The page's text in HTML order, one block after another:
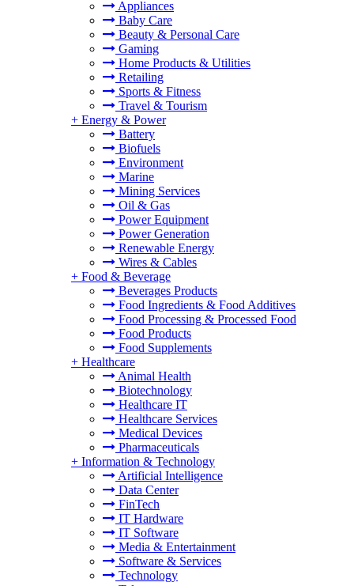
Appliances
Baby Care
Beauty & Personal Care
Gaming
Home Products & Utilities
Retailing
Sports & Fitness
Travel & Tourism
+ Energy & Power
Battery
Biofuels
Environment
Marine
Mining Services
Oil & Gas
Power Equipment
Power Generation
Renewable Energy
Wires & Cables
+ Food & Beverage
Beverages Products
Food Ingredients & Food Additives
Food Processing & Processed Food
Food Products
Food Supplements
+ Healthcare
Animal Health
Biotechnology
Healthcare IT
Healthcare Services
Medical Devices
Pharmaceuticals
+ Information & Technology
Artificial Intelligence
Data Center
FinTech
IT Hardware
IT Software
Media & Entertainment
Software & Services
Technology